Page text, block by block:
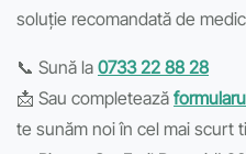
soluție recomandată de
📞 Sună la0733 22 88 28
📩 Sau completează
te sunăm noi în cel mai scurt